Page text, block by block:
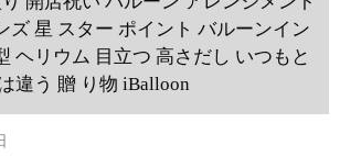
ズ 星 スター ポイント バルーンイン
ヘリウム 目立つ 高さだし いつもと
違う 贈 り物 iBalloon